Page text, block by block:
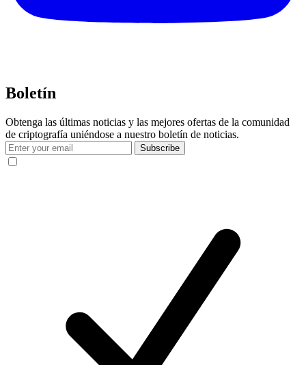
Boletín
Obtenga las últimas noticias y las mejores ofertas de la comunidad
de criptografía uniéndose a nuestro boletín de noticias.
Subscribe